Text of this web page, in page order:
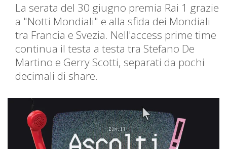
La serata del 30 giugno premia Rai 1 grazie
a "Notti Mondiali" e alla sfida dei Mondiali
tra Francia e Svezia. Nell'access prime time
continua il testa a testa tra Stefano De
Martino e Gerry Scotti, separati da pochi
decimali di share.